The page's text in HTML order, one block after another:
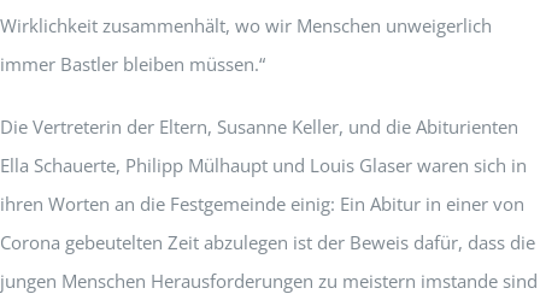
Wirklichkeit zusammenhält, wo wir Menschen unweigerlich
immer Bastler bleiben müssen.“
Die Vertreterin der Eltern, Susanne Keller, und die Abiturienten
Ella Schauerte, Philipp Mülhaupt und Louis Glaser waren sich in
ihren Worten an die Festgemeinde einig: Ein Abitur in einer von
Corona gebeutelten Zeit abzulegen ist der Beweis dafür, dass die
jungen Menschen Herausforderungen zu meistern imstande sind